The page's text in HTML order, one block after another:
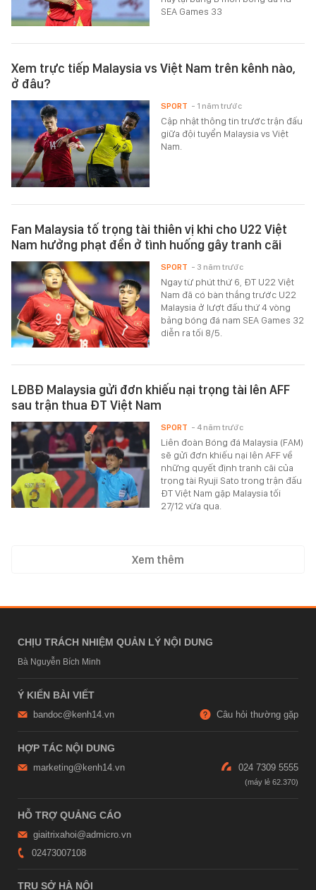
SEA Games 33
Xem trực tiếp Malaysia vs Việt Nam trên kênh nào,
ở đâu?
Cập nhật thông tin trước trận đấu
giữa đội tuyển Malaysia vs Việt
Nam.
SPORT - 1 năm trước
Fan Malaysia tố trọng tài thiên vị khi cho U22 Việt
Nam hưởng phạt đền ở tình huống gây tranh cãi
Ngay từ phút thứ 6, ĐT U22 Việt
Nam đã có bàn thắng trước U22
Malaysia ở lượt đấu thứ 4 vòng
bảng bóng đá nam SEA Games 32
diễn ra tối 8/5.
SPORT - 3 năm trước
LĐBĐ Malaysia gửi đơn khiếu nại trọng tài lên AFF
sau trận thua ĐT Việt Nam
Liên đoàn Bóng đá Malaysia (FAM)
sẽ gửi đơn khiếu nại lên AFF về
những quyết định tranh cãi của
trọng tài Ryuji Sato trong trận đấu
ĐT Việt Nam gặp Malaysia tối
27/12 vừa qua.
SPORT - 4 năm trước
Xem thêm
CHỊU TRÁCH NHIỆM QUẢN LÝ NỘI DUNG
Bà Nguyễn Bích Minh
Ý KIẾN BÀI VIẾT
bandoc@kenh14.vn Câu hỏi thường gặp
HỢP TÁC NỘI DUNG
marketing@kenh14.vn 024 7309 5555
HỖ TRỢ QUẢNG CÁO
giaitrixahoi@admicro.vn
02473007108
TRỤ SỞ HÀ NỘI